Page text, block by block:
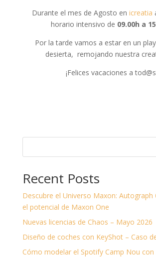
Durante el mes de Agosto enicreatia
horario intensivo de 09.00h a
Por la tarde vamos a estar en un
desierta, remojando nuestra
¡Felices vacaciones a
Recent Posts
Descubre el Universo Maxon: Autograph
el potencial de Maxon One
Nuevas licencias de Chaos – Mayo 2026
Diseño de coches con KeyShot – Caso
Cómo modelar el Spotify Camp Nou con